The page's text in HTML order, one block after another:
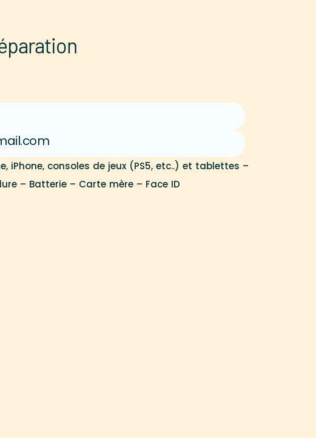
iPhone, consoles de jeux (PS5, etc..) et tablettes –
– Batterie – Carte mère – Face ID